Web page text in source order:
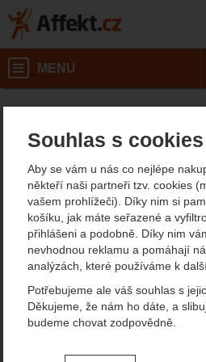
Souhlas s cookies
Aby se vám u nás co nejlépe
někteří naši partneři tzv. cookies
vašem prohlížeči). Díky nim si
košíku, jak máte seřazené a
přihlášeni a podobně. Díky nim
nevhodnou reklamu a pomáhají
analýzách, které používáme k
Potřebujeme ale váš souhlas s
Děkujeme, že nám ho dáte, a
budeme chovat zodpovědně.
Nastavení souhlasů
MENU
Rock Empire AL
Fotografie